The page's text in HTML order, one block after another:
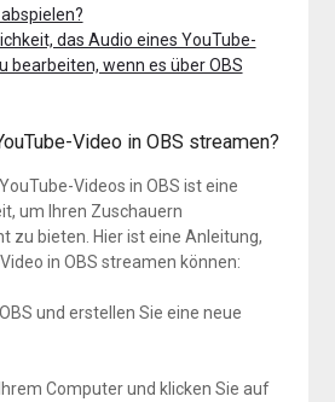
das Audio eines YouTube-
bearbeiten, wenn es über OBS
Video in OBS streamen?
Videos in OBS ist eine
um Ihren Zuschauern
zu bieten. Hier ist eine Anleitung,
in OBS streamen können:
und erstellen Sie eine neue
Computer und klicken Sie auf